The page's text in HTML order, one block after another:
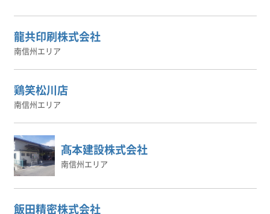
龍共印刷株式会社
南信州エリア
鶏笑松川店
南信州エリア
髙本建設株式会社
南信州エリア
飯田精密株式会社